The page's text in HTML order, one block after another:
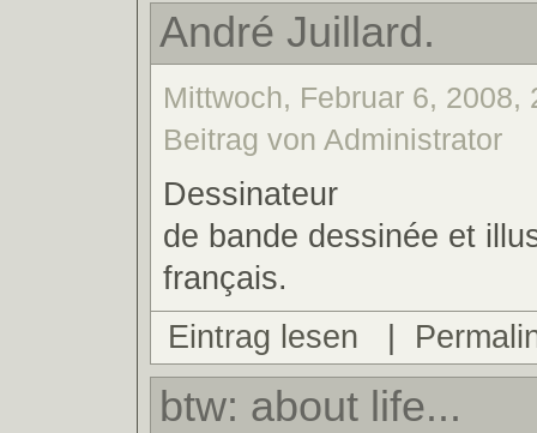
André Juillard.
Mittwoch, Februar 6, 2008,
Beitrag von Administrator
Dessinateur
de bande dessinée et
français.
Eintrag lesen
|
btw: about life...